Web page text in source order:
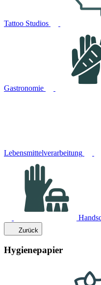
Tattoo Studios
Gastronomie
Lebensmittelverarbeitung
Zurück
Hygienepapier